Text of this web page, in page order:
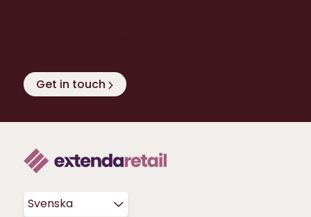
Get in touch
Svenska